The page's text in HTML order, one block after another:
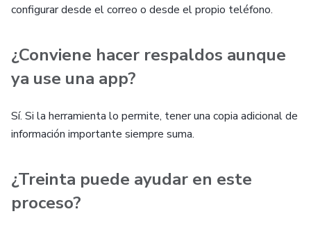
configurar desde el correo o desde el propio teléfono.
¿Conviene hacer respaldos aunque
ya use una app?
Sí. Si la herramienta lo permite, tener una copia adicional de
información importante siempre suma.
¿Treinta puede ayudar en este
proceso?